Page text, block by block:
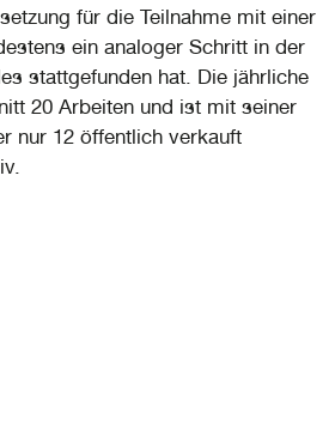
für die Teilnahme mit einer
ein analoger Schritt in der
stattgefunden hat. Die jährliche
20 Arbeiten und ist mit seiner
nur 12 öffentlich verkauft